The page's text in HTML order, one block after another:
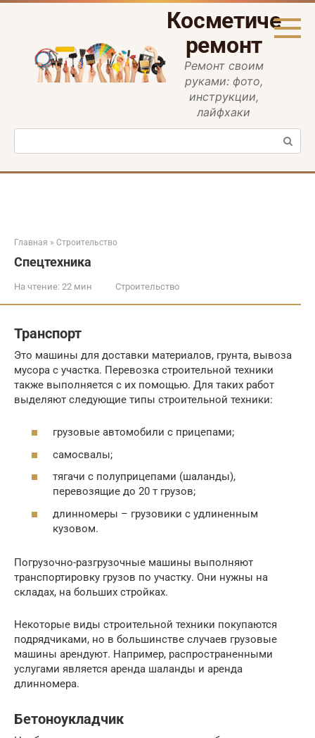
Перейти
ремонт
Ремонт своим
руками: фото,
инструкции,
лайфхаки
Поиск:
Главная » Строительство
Спецтехника
На чтение: 22 мин Строительство
Транспорт
Это машины для доставки материалов, грунта, вывоза
мусора с участка. Перевозка строительной техники
также выполняется с их помощью. Для таких работ
выделяют следующие типы строительной техники:
грузовые автомобили с прицепами;
самосвалы;
тягачи с полуприцепами (шаланды),
перевозящие до 20 т грузов;
длинномеры – грузовики с удлиненным
кузовом.
Погрузочно-разгрузочные машины выполняют
транспортировку грузов по участку. Они нужны на
складах, на больших стройках.
Некоторые виды строительной техники покупаются
подрядчиками, но в большинстве случаев грузовые
машины арендуют. Например, распространенными
услугами является аренда шаланды и аренда
длинномера.
Бетоноукладчик